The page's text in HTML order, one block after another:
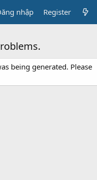
nhập Register
being generated. Please